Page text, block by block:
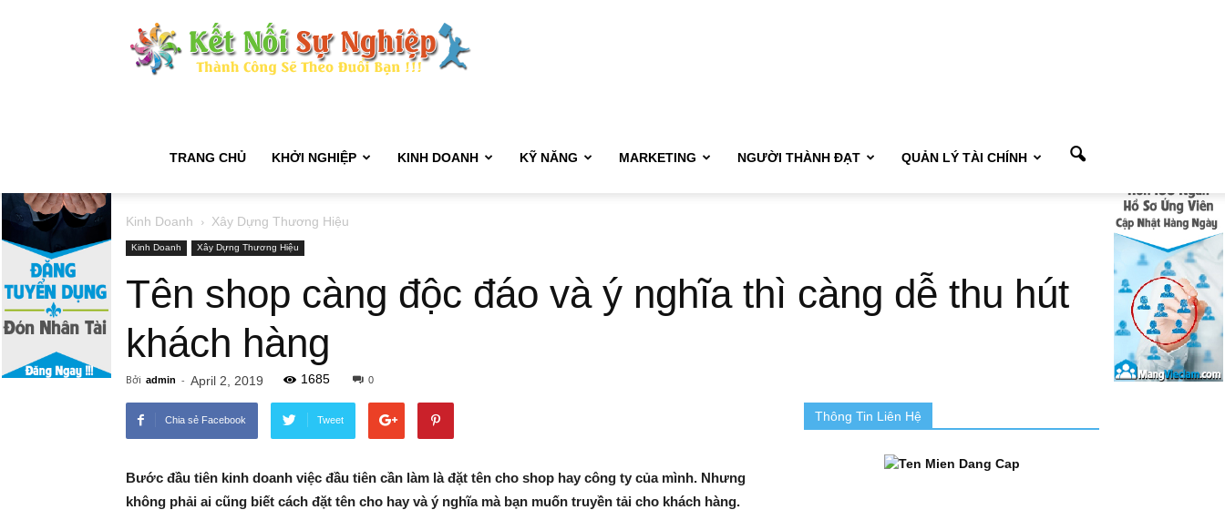
TRANG CHỦ KHỞI NGHIỆP KINH DOANH KỸ NĂNG MARKETING NGƯỜI THÀNH ĐẠT QUẢN LÝ TÀI CHÍNH
Kinh Doanh Xây Dựng Thương Hiệu
Kinh Doanh Xây Dựng Thương Hiệu
Tên shop càng độc đáo và ý nghĩa thì càng dễ thu hút
khách hàng
Bởi admin - April 2, 2019 1685 0
Chia sẻ Facebook Tweet
Bước đầu tiên kinh doanh việc đầu tiên cần làm là đặt tên cho shop hay công ty của mình. Nhưng
không phải ai cũng biết cách đặt tên cho hay và ý nghĩa mà bạn muốn truyền tải cho khách hàng.
Thông Tin Liên Hệ